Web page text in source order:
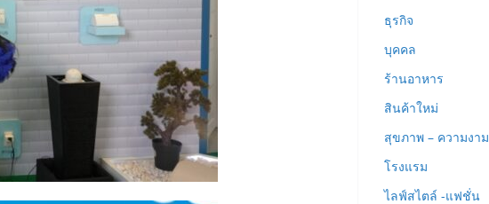
ธุรกิจ
บุคคล
ร้านอาหาร
สินค้าใหม่
สุขภาพ – ความงาม
โรงแรม
ไลฟ์สไตล์ -แฟชั่น